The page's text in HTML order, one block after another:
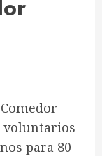
voluntarios
para 80